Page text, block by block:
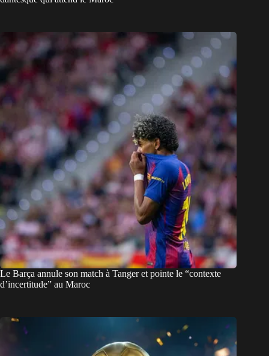
Le Barça annule son match à Tanger et pointe le “contexte
d’incertitude” au Maroc